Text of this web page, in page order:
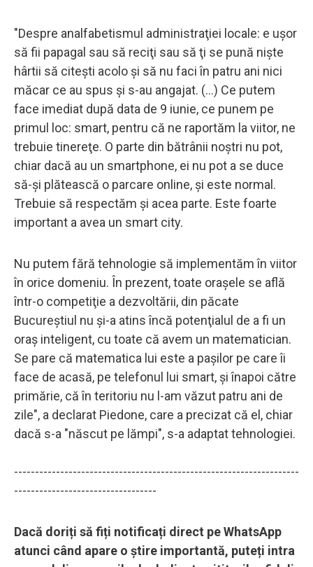
"Despre analfabetismul administraţiei locale: e uşor
să fii papagal sau să reciţi sau să ţi se pună nişte
hârtii să citeşti acolo şi să nu faci în patru ani nici
măcar ce au spus şi s-au angajat. (...) Ce putem
face imediat după data de 9 iunie, ce punem pe
primul loc: smart, pentru că ne raportăm la viitor, ne
trebuie tinereţe. O parte din bătrânii noştri nu pot,
chiar dacă au un smartphone, ei nu pot a se duce
să-şi plătească o parcare online, şi este normal.
Trebuie să respectăm şi acea parte. Este foarte
important a avea un smart city.
Nu putem fără tehnologie să implementăm în viitor
în orice domeniu. În prezent, toate oraşele se află
într-o competiţie a dezvoltării, din păcate
Bucureştiul nu şi-a atins încă potenţialul de a fi un
oraş inteligent, cu toate că avem un matematician.
Se pare că matematica lui este a paşilor pe care îi
face de acasă, pe telefonul lui smart, şi înapoi către
primărie, că în teritoriu nu l-am văzut patru ani de
zile", a declarat Piedone, care a precizat că el, chiar
dacă s-a "născut pe lămpi", s-a adaptat tehnologiei.
--------------------------------------------------------------------
----------------------------------
Dacă doriți să fiți notificați direct pe WhatsApp
atunci când apare o știre importantă, puteți intra